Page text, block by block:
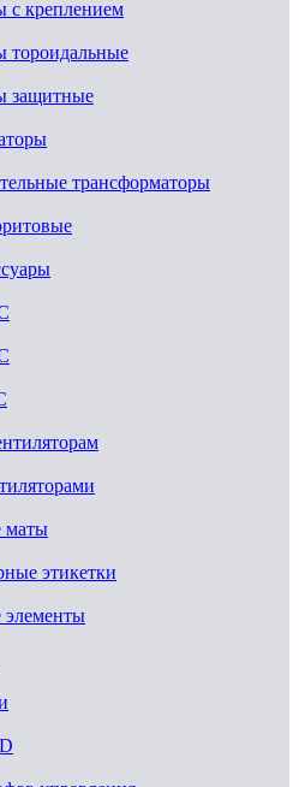
с креплением
тороидальные
защитные
трансформаторы
маты
этикетки
элементы